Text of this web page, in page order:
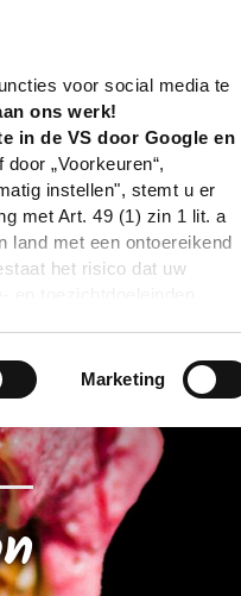
voor social media te
ons werk!
in de VS door Google en
„Voorkeuren“,
instellen", stemt u er
met Art. 49 (1) zin 1 lit. a
land met een ontoereikend
het risico dat uw
Marketing